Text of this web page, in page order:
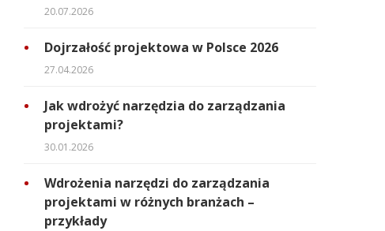
20.07.2026
Dojrzałość projektowa w Polsce 2026
27.04.2026
Jak wdrożyć narzędzia do zarządzania
projektami?
30.01.2026
Wdrożenia narzędzi do zarządzania
projektami w różnych branżach –
przykłady